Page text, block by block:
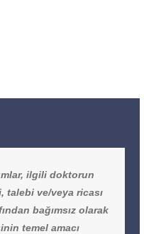
ilgili doktorun
talebi ve/veya ricası
bağımsız olarak
temel amacı